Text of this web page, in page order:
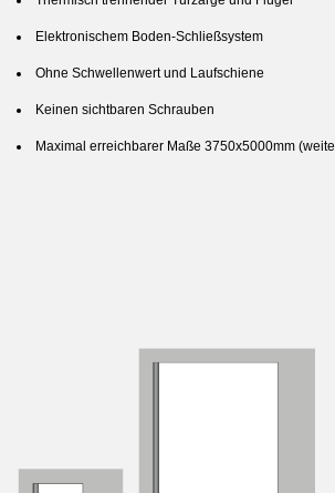
Elektronischem Boden-Schließsystem
Ohne Schwellenwert und Laufschiene
Keinen sichtbaren Schrauben
Maximal erreichbarer Maße 3750x5000mm